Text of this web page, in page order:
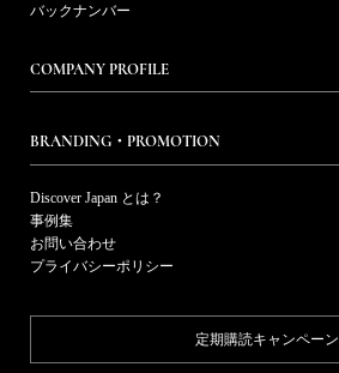
バックナンバー
COMPANY PROFILE
BRANDING・PROMOTION
Discover Japan とは？
事例集
お問い合わせ
プライバシーポリシー
定期購読キャンペーン